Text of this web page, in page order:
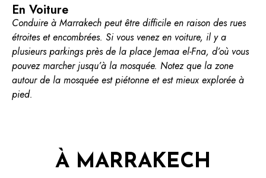
En Voiture
Conduire à Marrakech peut être difficile en raison des rues
étroites et encombrées. Si vous venez en voiture, il y a
plusieurs parkings près de la place Jemaa el-Fna, d’où vous
pouvez marcher jusqu’à la mosquée. Notez que la zone
autour de la mosquée est piétonne et est mieux explorée à
pied.
À MARRAKECH